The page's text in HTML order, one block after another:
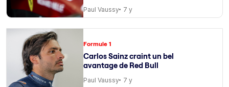
Paul Vaussy 7 y
Formule 1
Carlos Sainz craint un bel
avantage de Red Bull
Paul Vaussy 7 y